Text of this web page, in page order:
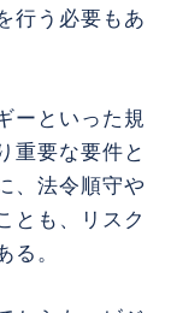
行う必要もあ
ーといった規
重要な要件と
、法令順守や
とも、リスク
る。